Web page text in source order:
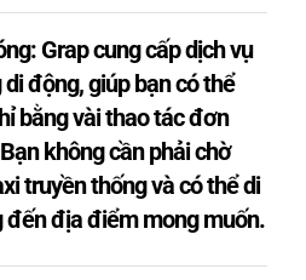
Grap cung cấp dịch vụ
động, giúp bạn có thể
bằng vài thao tác đơn
không cần phải chờ
truyền thống và có thể di
đến địa điểm mong muốn.